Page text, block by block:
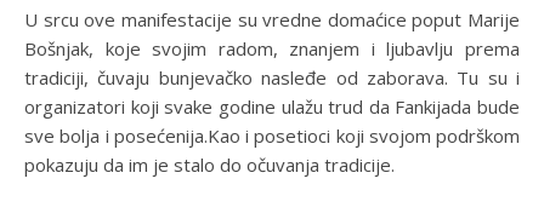
U srcu ove manifestacije su vredne domaćice poput Marije
Bošnjak, koje svojim radom, znanjem i ljubavlju prema
tradiciji, čuvaju bunjevačko nasleđe od zaborava. Tu su i
organizatori koji svake godine ulažu trud da Fankijada bude
sve bolja i posećenija.Kao i posetioci koji svojom podrškom
pokazuju da im je stalo do očuvanja tradicije.